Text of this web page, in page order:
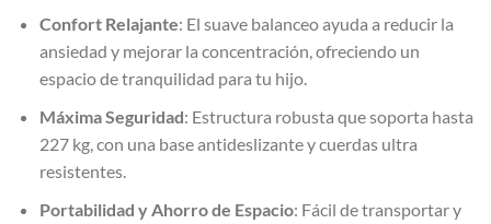
Confort Relajante: El suave balanceo ayuda a reducir la
ansiedad y mejorar la concentración, ofreciendo un
espacio de tranquilidad para tu hijo.
Máxima Seguridad: Estructura robusta que soporta hasta
227 kg, con una base antideslizante y cuerdas ultra
resistentes.
Portabilidad y Ahorro de Espacio: Fácil de transportar y